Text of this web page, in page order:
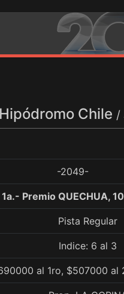
Chile /
-2049-
1a.- Premio QUECHUA,
Pista Regular
Indice: 6 al 3
al 1ro, $507000